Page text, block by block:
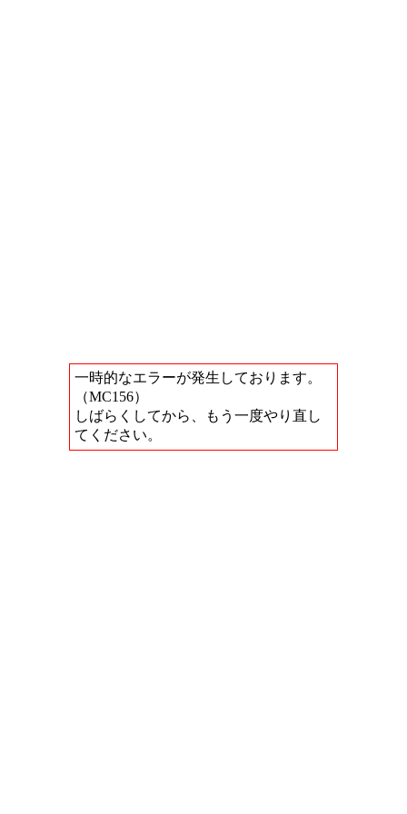
一時的なエラーが発生しております。
（MC156）
しばらくしてから、もう一度やり直し
てください。